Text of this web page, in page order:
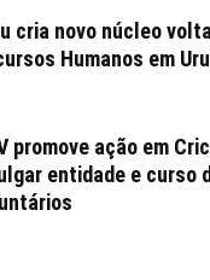
cria novo núcleo
Humanos em
promove ação em
entidade e curso